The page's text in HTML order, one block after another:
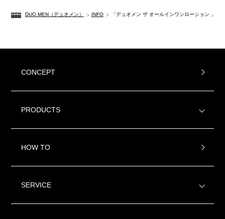
DUO MEN（デュオメン） INFO 「デュオメン ザ オールインワンローション 」容
CONCEPT
PRODUCTS
HOW TO
SERVICE